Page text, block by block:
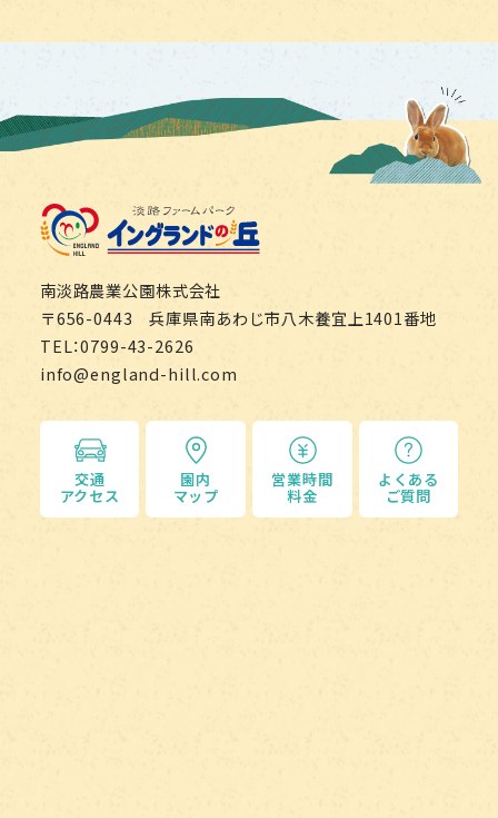
南淡路農業公園株式会社
〒656-0443 兵庫県南あわじ市八木養宜上1401番地
TEL：0799-43-2626
info@england-hill.com
交通
アクセス
園内
マップ
営業時間
料金
よくある
ご質問